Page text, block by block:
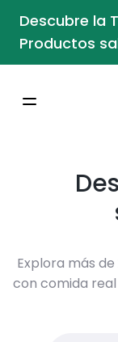
Descubre la
Productos
Explora más
con comida